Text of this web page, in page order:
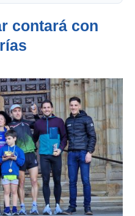
contará con